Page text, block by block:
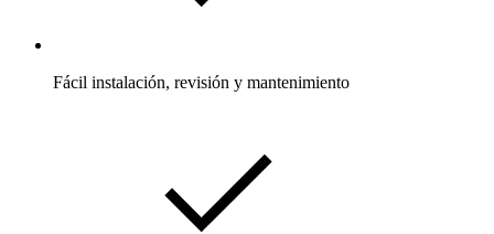
Fácil instalación, revisión y mantenimiento